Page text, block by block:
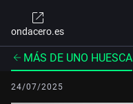
ondacero.es
MÁS DE UNO HUESCA
24/07/2025